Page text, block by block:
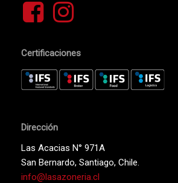
Certificaciones
Dirección
Las Acacias N° 971A
San Bernardo, Santiago, Chile.
info@lasazoneria.cl